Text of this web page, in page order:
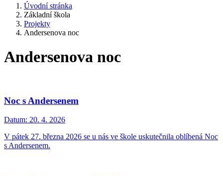
Úvodní stránka
Základní škola
Projekty
Andersenova noc
Andersenova noc
Noc s Andersenem
Datum: 20. 4. 2026
V pátek 27. března 2026 se u nás ve škole uskutečnila oblíbená Noc
s Andersenem.